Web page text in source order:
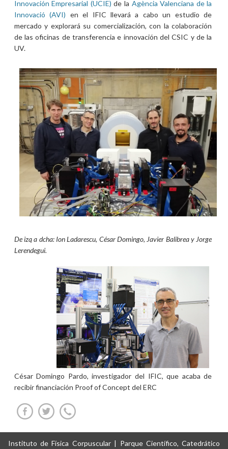
Innovación Empresarial (UCIE) de la Agència Valenciana de la
Innovació (AVI) en el IFIC llevará a cabo un estudio de
mercado y explorará su comercialización, con la colaboración
de las oficinas de transferencia e innovación del CSIC y de la
UV.
De izq a dcha: Ion Ladarescu, César Domingo, Javier Balibrea y Jorge
Lerendegui.
César Domingo Pardo, investigador del IFIC, que acaba de
recibir financiación Proof of Concept del ERC
Instituto de Física Corpuscular | Parque Científico, Catedrático